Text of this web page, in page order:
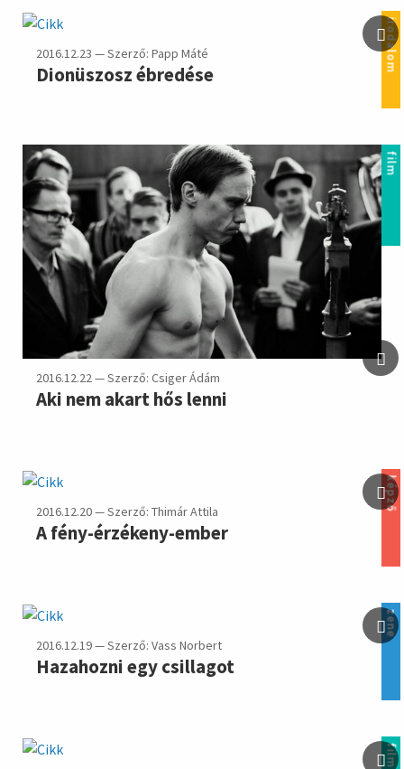
irodalom
2016.12.23 — Szerző: Papp Máté
Dionüszosz ébredése
film
2016.12.22 — Szerző: Csiger Ádám
Aki nem akart hős lenni
képző
2016.12.20 — Szerző: Thimár Attila
A fény-érzékeny-ember
zene
2016.12.19 — Szerző: Vass Norbert
Hazahozni egy csillagot
film